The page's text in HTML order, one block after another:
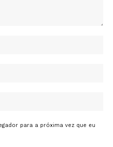
para a próxima vez que eu